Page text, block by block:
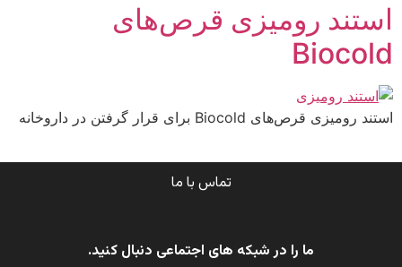
استند رومیزی قرص‌های
Biocold
استند رومیزی قرص‌های Biocold برای قرار گرفتن در داروخانه
تماس با ما
ما را در شبکه های اجتماعی دنبال کنید.